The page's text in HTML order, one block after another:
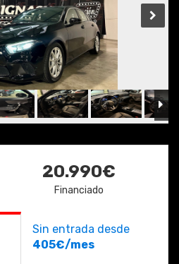
20.990€
Financiado
Sin entrada desde
405€/mes